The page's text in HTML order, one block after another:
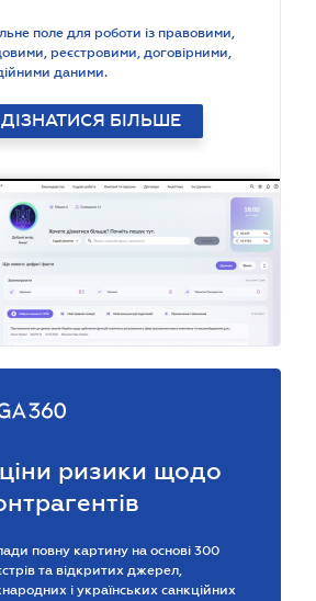
поле для роботи із правовими,
реєстровими, договірними,
даними.
ДІЗНАТИСЯ БІЛЬШЕ
ризики щодо
повну картину на основі 300
та відкритих джерел,
і українських санкційних